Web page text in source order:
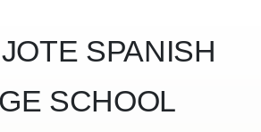
SPANISH
SCHOOL